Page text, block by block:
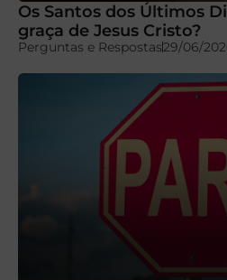
Os Santos dos Últimos
graça de Jesus Cristo?
Perguntas e Respostas29/06/